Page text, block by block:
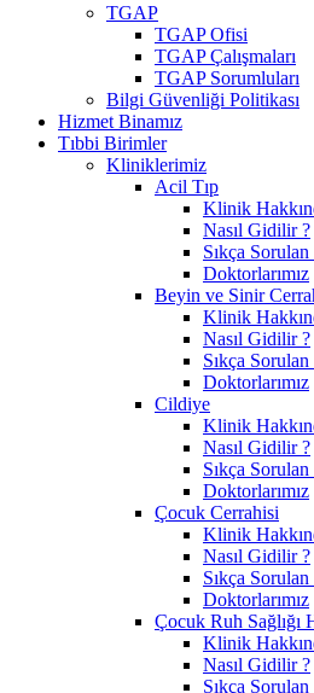
TGAP
TGAP Ofisi
TGAP Çalışmaları
TGAP Sorumluları
Bilgi Güvenliği Politikası
Hizmet Binamız
Tıbbi Birimler
Kliniklerimiz
Acil Tıp
Klinik
Nasıl Gidilir ?
Sıkça
Doktorlarımız
Beyin ve Sinir
Klinik
Nasıl Gidilir ?
Sıkça
Doktorlarımız
Cildiye
Klinik
Nasıl Gidilir ?
Sıkça
Doktorlarımız
Çocuk Cerrahisi
Klinik
Nasıl Gidilir ?
Sıkça
Doktorlarımız
Çocuk Ruh Sağlığı
Klinik
Nasıl Gidilir ?
Sıkça